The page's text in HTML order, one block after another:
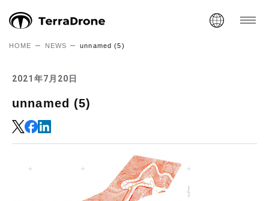
HOME NEWS unnamed (5)
2021年7月20日
unnamed (5)